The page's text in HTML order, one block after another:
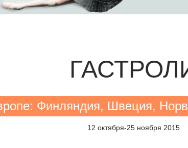
Финляндия, Швеция,
12 октября-25 ноября 2015